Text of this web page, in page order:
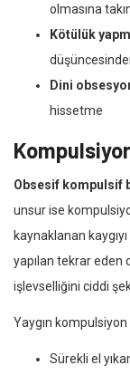
olmasına
Kötülük
Dini
hissetme
Obsesif kompulsif
unsur ise
kaynaklanan
yapılan tekrar eden
işlevselliğini ciddi
Yaygın
Sürekli el